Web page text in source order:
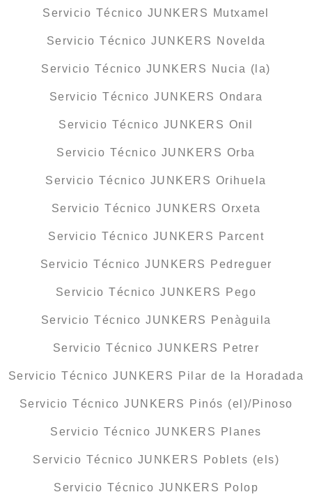
Servicio Técnico JUNKERS Mutxamel
Servicio Técnico JUNKERS Novelda
Servicio Técnico JUNKERS Nucia (la)
Servicio Técnico JUNKERS Ondara
Servicio Técnico JUNKERS Onil
Servicio Técnico JUNKERS Orba
Servicio Técnico JUNKERS Orihuela
Servicio Técnico JUNKERS Orxeta
Servicio Técnico JUNKERS Parcent
Servicio Técnico JUNKERS Pedreguer
Servicio Técnico JUNKERS Pego
Servicio Técnico JUNKERS Penàguila
Servicio Técnico JUNKERS Petrer
Servicio Técnico JUNKERS Pilar de la Horadada
Servicio Técnico JUNKERS Pinós (el)/Pinoso
Servicio Técnico JUNKERS Planes
Servicio Técnico JUNKERS Poblets (els)
Servicio Técnico JUNKERS Polop